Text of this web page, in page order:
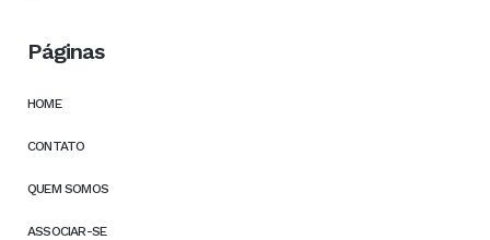
Páginas
HOME
CONTATO
QUEM SOMOS
ASSOCIAR-SE